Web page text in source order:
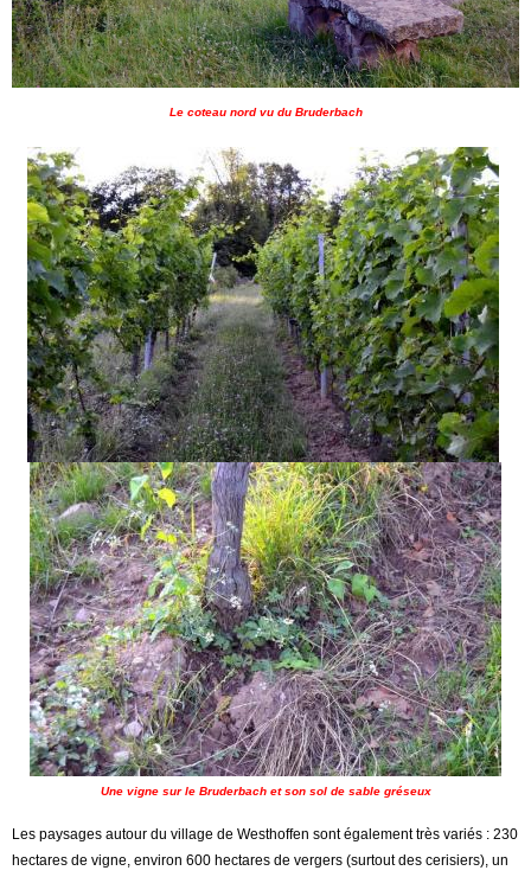
Le coteau nord vu du Bruderbach
Une vigne sur le Bruderbach et son sol de sable gréseux
Les paysages autour du village de Westhoffen sont également très variés : 230
hectares de vigne, environ 600 hectares de vergers (surtout des cerisiers), un